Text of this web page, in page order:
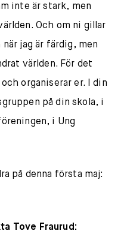
inte är stark, men
Och om ni gillar
när jag är färdig, men
världen. För det
organiserar er. I din
på din skola, i
i Ung
på denna första maj:
Tove Fraurud: